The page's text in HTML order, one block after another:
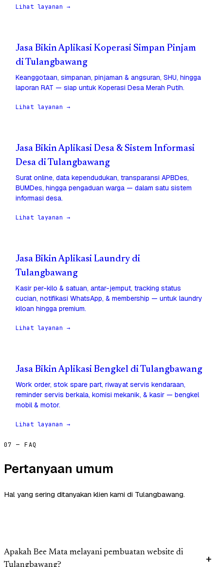
Lihat layanan →
Jasa Bikin Aplikasi Koperasi Simpan Pinjam
di Tulangbawang
Keanggotaan, simpanan, pinjaman & angsuran, SHU, hingga
laporan RAT — siap untuk Koperasi Desa Merah Putih.
Lihat layanan →
Jasa Bikin Aplikasi Desa & Sistem Informasi
Desa di Tulangbawang
Surat online, data kependudukan, transparansi APBDes,
BUMDes, hingga pengaduan warga — dalam satu sistem
informasi desa.
Lihat layanan →
Jasa Bikin Aplikasi Laundry di
Tulangbawang
Kasir per-kilo & satuan, antar-jemput, tracking status
cucian, notifikasi WhatsApp, & membership — untuk laundry
kiloan hingga premium.
Lihat layanan →
Jasa Bikin Aplikasi Bengkel di Tulangbawang
Work order, stok spare part, riwayat servis kendaraan,
reminder servis berkala, komisi mekanik, & kasir — bengkel
mobil & motor.
Lihat layanan →
07 — FAQ
Pertanyaan umum
Hal yang sering ditanyakan klien kami di Tulangbawang.
Apakah Bee Mata melayani pembuatan website di